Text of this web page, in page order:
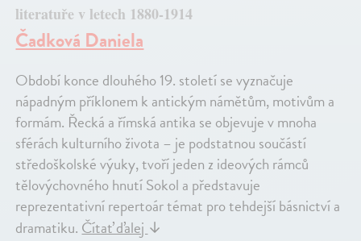
literatuře v letech 1880-1914
Čadková Daniela
Období konce dlouhého 19. století se vyznačuje
nápadným příklonem k antickým námětům, motivům a
formám. Řecká a římská antika se objevuje v mnoha
sférách kulturního života – je podstatnou součástí
středoškolské výuky, tvoří jeden z ideových rámců
tělovýchovného hnutí Sokol a představuje
reprezentativní repertoár témat pro tehdejší básnictví a
dramatiku.Čítať ďalej↓